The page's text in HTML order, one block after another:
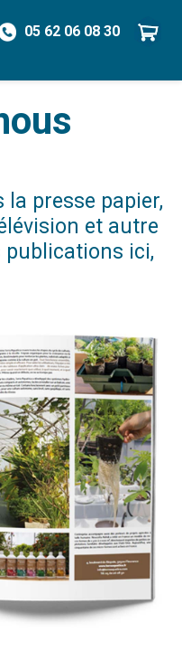
05 62 06 08 30
la presse papier,
et autre
publications ici,